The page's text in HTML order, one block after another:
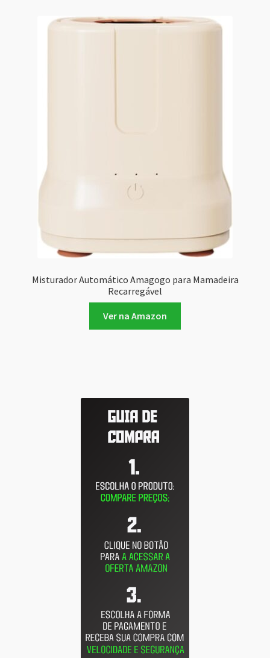
Misturador Automático Amagogo para Mamadeira
Recarregável
Ver na Amazon